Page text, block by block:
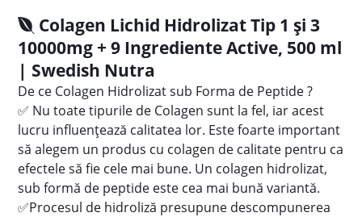
Colagen Lichid Hidrolizat Tip 1 și 3
10000mg + 9 Ingrediente Active, 500 ml
| Swedish Nutra
De ce Colagen Hidrolizat sub Forma de Peptide ?
✅ Nu toate tipurile de Colagen sunt la fel, iar acest
lucru influențează calitatea lor. Este foarte important
să alegem un produs cu colagen de calitate pentru ca
efectele să fie cele mai bune. Un colagen hidrolizat,
sub formă de peptide este cea mai bună variantă.
✅Procesul de hidroliză presupune descompunerea